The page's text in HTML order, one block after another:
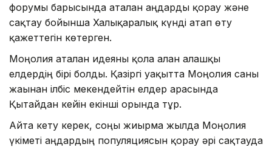
форумы барысында аталған аңдарды қорғау және
сақтау бойынша Халықаралық күнді атап өту
қажеттегін көтерген.
Моңғолия аталған идеяны қолға алған алғашқы
елдердің бірі болды. Қазіргі уақытта Моңғолия саны
жағынан ілбіс мекендейтін елдер арасында
Қытайдан кейін екінші орында тұр.
Айта кету керек, соңғы жиырма жылда Моңғолия
үкіметі аңдардың популяциясын қорғау әрі сақтауда